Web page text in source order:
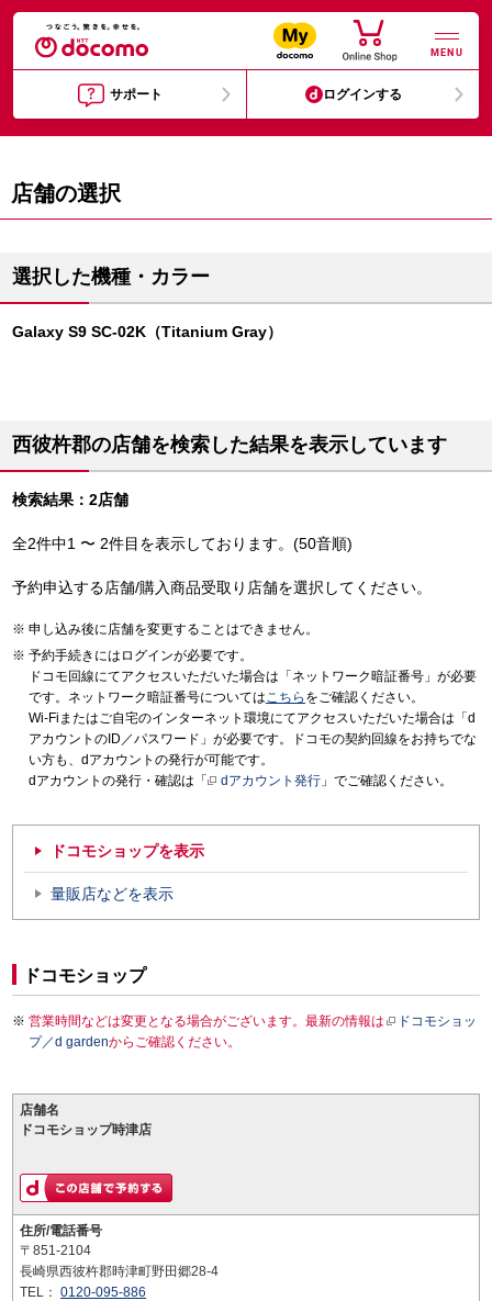
MENU
サポート ログインする
店舗の選択
選択した機種・カラー
Galaxy S9 SC-02K（Titanium Gray）
西彼杵郡の店舗を検索した結果を表示しています
検索結果：2店舗
全2件中1 〜 2件目を表示しております。(50音順)
予約申込する店舗/購入商品受取り店舗を選択してください。
申し込み後に店舗を変更することはできません。
予約手続きにはログインが必要です。
ドコモ回線にてアクセスいただいた場合は「ネットワーク暗証番号」が必要
です。ネットワーク暗証番号についてはこちら をご確認ください。
Wi-Fiまたはご自宅のインターネット環境にてアクセスいただいた場合は「d
アカウントのID／パスワード」が必要です。ドコモの契約回線をお持ちでな
い方も、dアカウントの発行が可能です。
dアカウントの発行・確認は「
dアカウント発行 」でご確認ください。
ドコモショップを表示
量販店などを表示
ドコモショップ
営業時間などは変更となる場合がございます。最新の情報は
ドコモショッ
プ／d gardenからご確認ください。
店舗名
ドコモショップ時津店
住所/電話番号
〒851-2104
長崎県西彼杵郡時津町野田郷28-4
TEL： 0120-095-886